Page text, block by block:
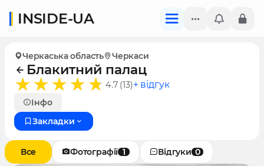
INSIDE-UA
Черкаська область Черкаси
Блакитний палац
4.7 (13)+ відгук
Інфо
Закладки
Все Фотографії 1 Відгуки 0